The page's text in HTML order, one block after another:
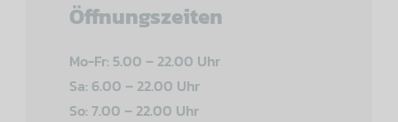
Öffnungszeiten
Mo-Fr: 5.00 – 22.00 Uhr
Sa: 6.00 – 22.00 Uhr
So: 7.00 – 22.00 Uhr